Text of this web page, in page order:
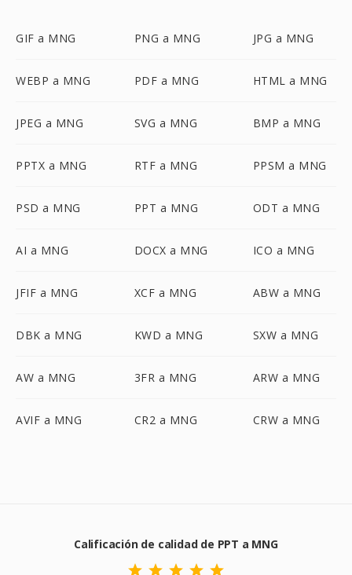
GIF a MNG PNG a MNG JPG a MNG
WEBP a MNG PDF a MNG HTML a MNG
JPEG a MNG SVG a MNG BMP a MNG
PPTX a MNG RTF a MNG PPSM a MNG
PSD a MNG PPT a MNG ODT a MNG
AI a MNG DOCX a MNG ICO a MNG
JFIF a MNG XCF a MNG ABW a MNG
DBK a MNG KWD a MNG SXW a MNG
AW a MNG 3FR a MNG ARW a MNG
AVIF a MNG CR2 a MNG CRW a MNG
Calificación de calidad de PPT a MNG